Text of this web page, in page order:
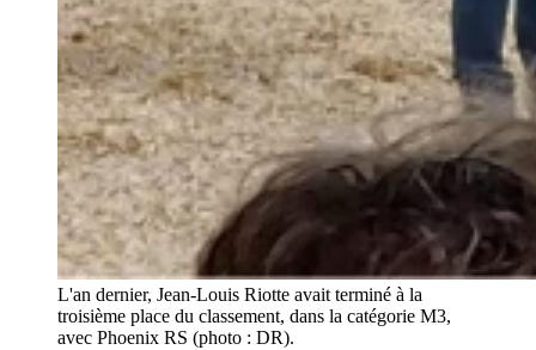
L'an dernier, Jean-Louis Riotte avait terminé à la
troisième place du classement, dans la catégorie M3,
avec Phoenix RS (photo : DR).